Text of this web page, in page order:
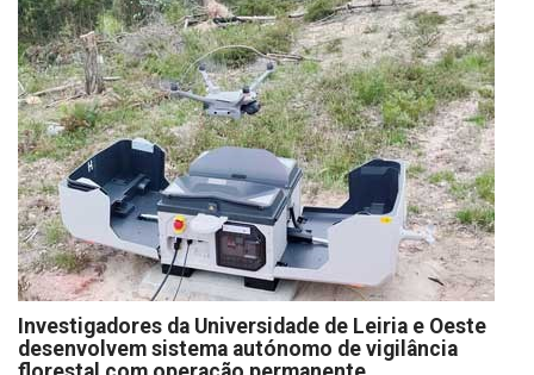
Investigadores da Universidade de Leiria e Oeste
desenvolvem sistema autónomo de vigilância